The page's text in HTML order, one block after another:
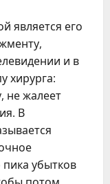
является его
и в
хирурга:
не жалеет
В
пика убытков